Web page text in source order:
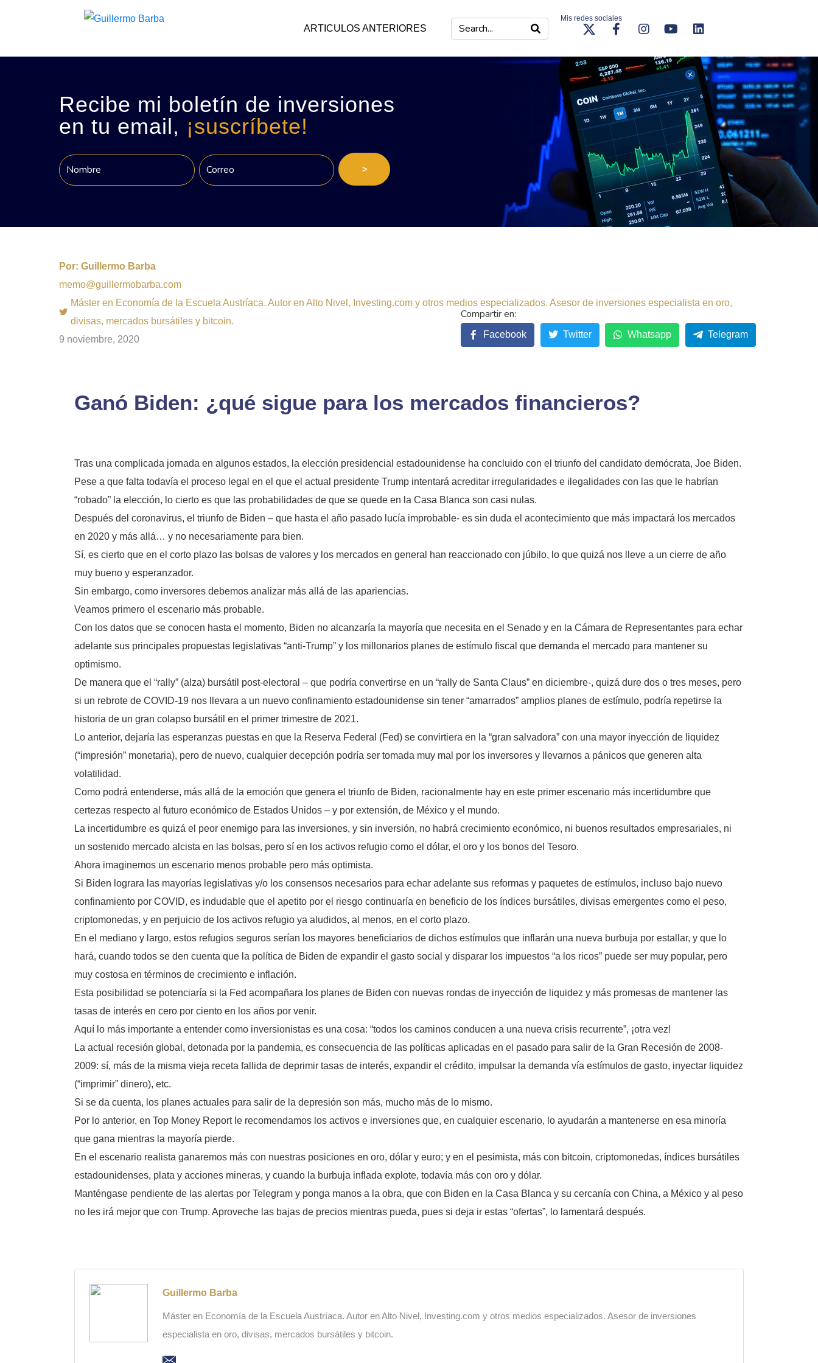
ARTICULOS ANTERIORES
Mis redes sociales
Recibe mi boletín de inversiones
en tu email, ¡suscríbete!
>
Por: Guillermo Barba
memo@guillermobarba.com
Máster en Economía de la Escuela Austríaca. Autor en Alto Nivel, Investing.com y otros medios especializados. Asesor de inversiones especialista en oro,
divisas, mercados bursátiles y bitcoin.
9 noviembre, 2020
Ganó Biden: ¿qué sigue para los mercados financieros?
Tras una complicada jornada en algunos estados, la elección presidencial estadounidense ha concluido con el triunfo del candidato demócrata, Joe Biden.
Pese a que falta todavía el proceso legal en el que el actual presidente Trump intentará acreditar irregularidades e ilegalidades con las que le habrían
“robado” la elección, lo cierto es que las probabilidades de que se quede en la Casa Blanca son casi nulas.
Después del coronavirus, el triunfo de Biden – que hasta el año pasado lucía improbable- es sin duda el acontecimiento que más impactará los mercados
en 2020 y más allá… y no necesariamente para bien.
Sí, es cierto que en el corto plazo las bolsas de valores y los mercados en general han reaccionado con júbilo, lo que quizá nos lleve a un cierre de año
muy bueno y esperanzador.
Sin embargo, como inversores debemos analizar más allá de las apariencias.
Veamos primero el escenario más probable.
Con los datos que se conocen hasta el momento, Biden no alcanzaría la mayoría que necesita en el Senado y en la Cámara de Representantes para echar
adelante sus principales propuestas legislativas “anti-Trump” y los millonarios planes de estímulo fiscal que demanda el mercado para mantener su
optimismo.
De manera que el “rally” (alza) bursátil post-electoral – que podría convertirse en un “rally de Santa Claus” en diciembre-, quizá dure dos o tres meses, pero
si un rebrote de COVID-19 nos llevara a un nuevo confinamiento estadounidense sin tener “amarrados” amplios planes de estímulo, podría repetirse la
historia de un gran colapso bursátil en el primer trimestre de 2021.
Lo anterior, dejaría las esperanzas puestas en que la Reserva Federal (Fed) se convirtiera en la “gran salvadora” con una mayor inyección de liquidez
(“impresión” monetaria), pero de nuevo, cualquier decepción podría ser tomada muy mal por los inversores y llevarnos a pánicos que generen alta
volatilidad.
Como podrá entenderse, más allá de la emoción que genera el triunfo de Biden, racionalmente hay en este primer escenario más incertidumbre que
certezas respecto al futuro económico de Estados Unidos – y por extensión, de México y el mundo.
La incertidumbre es quizá el peor enemigo para las inversiones, y sin inversión, no habrá crecimiento económico, ni buenos resultados empresariales, ni
un sostenido mercado alcista en las bolsas, pero sí en los activos refugio como el dólar, el oro y los bonos del Tesoro.
Ahora imaginemos un escenario menos probable pero más optimista.
Si Biden lograra las mayorías legislativas y/o los consensos necesarios para echar adelante sus reformas y paquetes de estímulos, incluso bajo nuevo
confinamiento por COVID, es indudable que el apetito por el riesgo continuaría en beneficio de los índices bursátiles, divisas emergentes como el peso,
criptomonedas, y en perjuicio de los activos refugio ya aludidos, al menos, en el corto plazo.
En el mediano y largo, estos refugios seguros serían los mayores beneficiarios de dichos estímulos que inflarán una nueva burbuja por estallar, y que lo
hará, cuando todos se den cuenta que la política de Biden de expandir el gasto social y disparar los impuestos “a los ricos” puede ser muy popular, pero
muy costosa en términos de crecimiento e inflación.
Esta posibilidad se potenciaría si la Fed acompañara los planes de Biden con nuevas rondas de inyección de liquidez y más promesas de mantener las
tasas de interés en cero por ciento en los años por venir.
Aquí lo más importante a entender como inversionistas es una cosa: “todos los caminos conducen a una nueva crisis recurrente”, ¡otra vez!
La actual recesión global, detonada por la pandemia, es consecuencia de las políticas aplicadas en el pasado para salir de la Gran Recesión de 2008-
2009: sí, más de la misma vieja receta fallida de deprimir tasas de interés, expandir el crédito, impulsar la demanda vía estímulos de gasto, inyectar liquidez
(“imprimir” dinero), etc.
Si se da cuenta, los planes actuales para salir de la depresión son más, mucho más de lo mismo.
Por lo anterior, en Top Money Report le recomendamos los activos e inversiones que, en cualquier escenario, lo ayudarán a mantenerse en esa minoría
que gana mientras la mayoría pierde.
En el escenario realista ganaremos más con nuestras posiciones en oro, dólar y euro; y en el pesimista, más con bitcoin, criptomonedas, índices bursátiles
estadounidenses, plata y acciones mineras, y cuando la burbuja inflada explote, todavía más con oro y dólar.
Manténgase pendiente de las alertas por Telegram y ponga manos a la obra, que con Biden en la Casa Blanca y su cercanía con China, a México y al peso
no les irá mejor que con Trump. Aproveche las bajas de precios mientras pueda, pues si deja ir estas “ofertas”, lo lamentará después.
Facebook Twitter Whatsapp Telegram
Guillermo Barba
Máster en Economía de la Escuela Austríaca. Autor en Alto Nivel, Investing.com y otros medios especializados. Asesor de inversiones
especialista en oro, divisas, mercados bursátiles y bitcoin.